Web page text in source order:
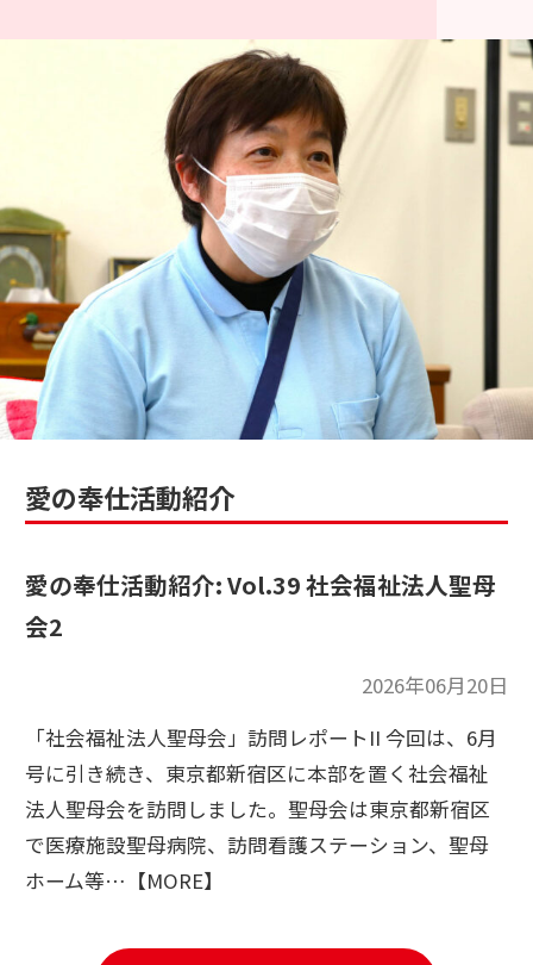
愛の奉仕活動紹介
愛の奉仕活動紹介: Vol.39 社会福祉法人聖母
会2
2026年06月20日
「社会福祉法人聖母会」訪問レポートII 今回は、6月
号に引き続き、東京都新宿区に本部を置く社会福祉
法人聖母会を訪問しました。聖母会は東京都新宿区
で医療施設聖母病院、訪問看護ステーション、聖母
ホーム等…【MORE】